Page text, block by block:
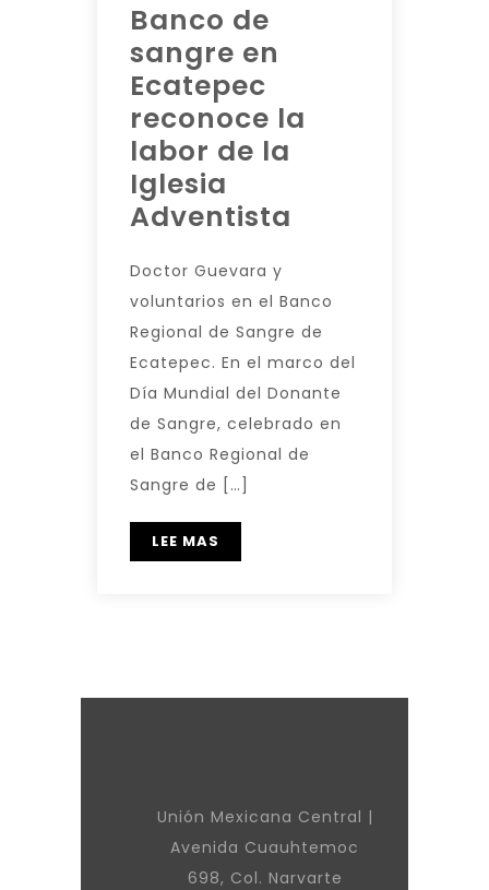
Banco de
sangre en
Ecatepec
reconoce la
labor de la
Iglesia
Adventista
Doctor Guevara y
voluntarios en el Banco
Regional de Sangre de
Ecatepec. En el marco del
Día Mundial del Donante
de Sangre, celebrado en
el Banco Regional de
Sangre de […]
LEE MAS
Unión Mexicana Central |
Avenida Cuauhtemoc
698, Col. Narvarte